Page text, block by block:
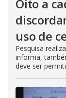
Oito a
uso de
Pesquisa
informa,
deve ser